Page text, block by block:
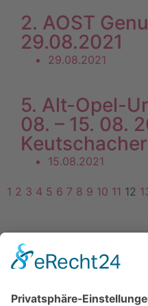
2. AOST
29.08.2021
29.08.2021
5. Alt-Opel-
08. – 15. 08.
15.08.2021
1 2 3 4 5 6 7 8 9 10 11 12
Impressum
Mitgliederbereich